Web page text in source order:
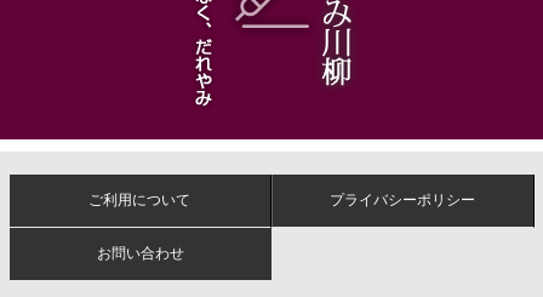
ご利用について プライバシーポリシー
お問い合わせ